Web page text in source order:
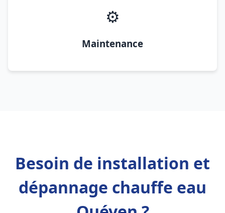
⚙️
Maintenance
Besoin de installation et
dépannage chauffe eau